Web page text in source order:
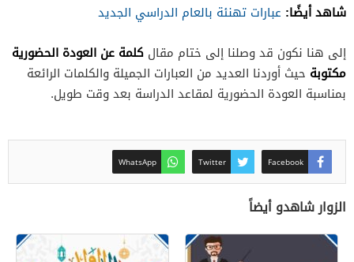
شاهد أيضًا: عبارات تهنئة بالعام الدراسي الجديد
إلى هنا نكون قد وصلنا إلى ختام مقال كلمة عن العودة الحضورية
مكتوبة حيث أوردنا العديد من العبارات الجميلة والكلمات الرائعة
بمناسبة العودة الحضورية لمقاعد الدراسة بعد وقت طويل.
Facebook
Twitter
WhatsApp
الزوار شاهدو أيضاً